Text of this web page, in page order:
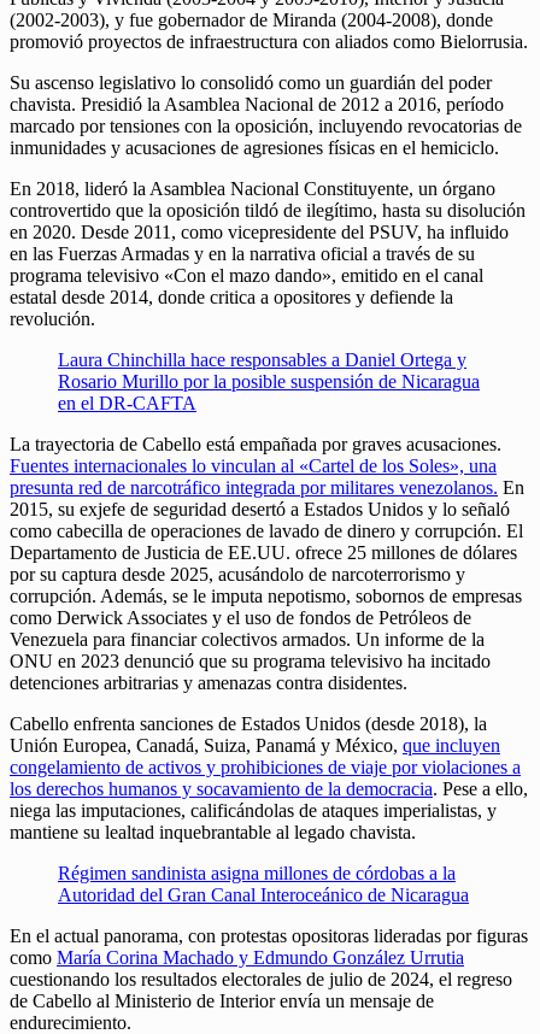
(2002-2003), y fue gobernador de Miranda (2004-2008), donde
promovió proyectos de infraestructura con aliados como Bielorrusia.
Su ascenso legislativo lo consolidó como un guardián del poder
chavista. Presidió la Asamblea Nacional de 2012 a 2016, período
marcado por tensiones con la oposición, incluyendo revocatorias de
inmunidades y acusaciones de agresiones físicas en el hemiciclo.
En 2018, lideró la Asamblea Nacional Constituyente, un órgano
controvertido que la oposición tildó de ilegítimo, hasta su disolución
en 2020. Desde 2011, como vicepresidente del PSUV, ha influido
en las Fuerzas Armadas y en la narrativa oficial a través de su
programa televisivo «Con el mazo dando», emitido en el canal
estatal desde 2014, donde critica a opositores y defiende la
revolución.
Laura Chinchilla hace responsables a Daniel Ortega y
Rosario Murillo por la posible suspensión de Nicaragua
en el DR-CAFTA
La trayectoria de Cabello está empañada por graves acusaciones.
Fuentes internacionales lo vinculan al «Cartel de los Soles», una
presunta red de narcotráfico integrada por militares venezolanos. En
2015, su exjefe de seguridad desertó a Estados Unidos y lo señaló
como cabecilla de operaciones de lavado de dinero y corrupción. El
Departamento de Justicia de EE.UU. ofrece 25 millones de dólares
por su captura desde 2025, acusándolo de narcoterrorismo y
corrupción. Además, se le imputa nepotismo, sobornos de empresas
como Derwick Associates y el uso de fondos de Petróleos de
Venezuela para financiar colectivos armados. Un informe de la
ONU en 2023 denunció que su programa televisivo ha incitado
detenciones arbitrarias y amenazas contra disidentes.
Cabello enfrenta sanciones de Estados Unidos (desde 2018), la
Unión Europea, Canadá, Suiza, Panamá y México, que incluyen
congelamiento de activos y prohibiciones de viaje por violaciones a
los derechos humanos y socavamiento de la democracia. Pese a ello,
niega las imputaciones, calificándolas de ataques imperialistas, y
mantiene su lealtad inquebrantable al legado chavista.
Régimen sandinista asigna millones de córdobas a la
Autoridad del Gran Canal Interoceánico de Nicaragua
En el actual panorama, con protestas opositoras lideradas por figuras
como María Corina Machado y Edmundo González Urrutia
cuestionando los resultados electorales de julio de 2024, el regreso
de Cabello al Ministerio de Interior envía un mensaje de
endurecimiento.